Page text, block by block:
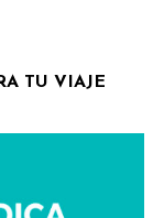
TU VIAJE